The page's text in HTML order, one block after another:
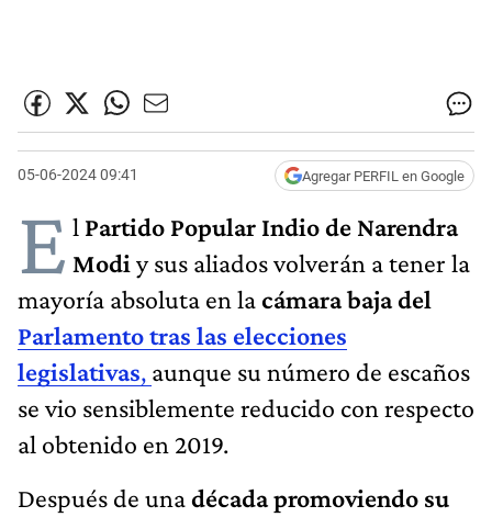
05-06-2024 09:41 Agregar PERFIL en Google
E l Partido Popular Indio de Narendra
Modi y sus aliados volverán a tener la
mayoría absoluta en lacámara baja del
Parlamento tras las elecciones
legislativas, aunque su número de escaños
se vio sensiblemente reducido con respecto
al obtenido en 2019.
Después de unadécada promoviendo su